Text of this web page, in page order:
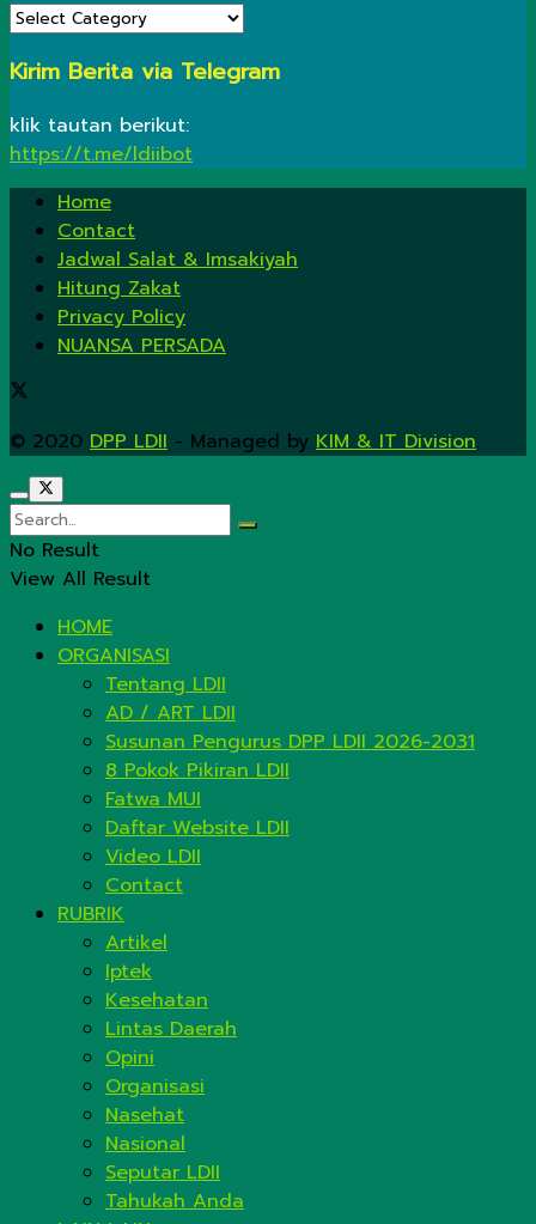
KATEGORI
Kirim Berita via Telegram
klik tautan berikut:
https://t.me/ldiibot
Home
Contact
Jadwal Salat & Imsakiyah
Hitung Zakat
Privacy Policy
NUANSA PERSADA
© 2020 DPP LDII - Managed by KIM & IT Division.
No Result
View All Result
HOME
ORGANISASI
Tentang LDII
AD / ART LDII
Susunan Pengurus DPP LDII 2026-2031
8 Pokok Pikiran LDII
Fatwa MUI
Daftar Website LDII
Video LDII
Contact
RUBRIK
Artikel
Iptek
Kesehatan
Lintas Daerah
Opini
Organisasi
Nasehat
Nasional
Seputar LDII
Tahukah Anda